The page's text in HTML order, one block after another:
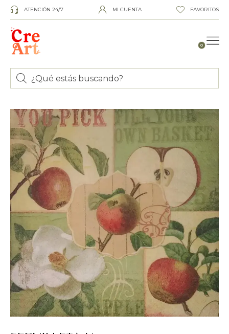
ATENCIÓN 24/7 MI CUENTA FAVORITOS
0